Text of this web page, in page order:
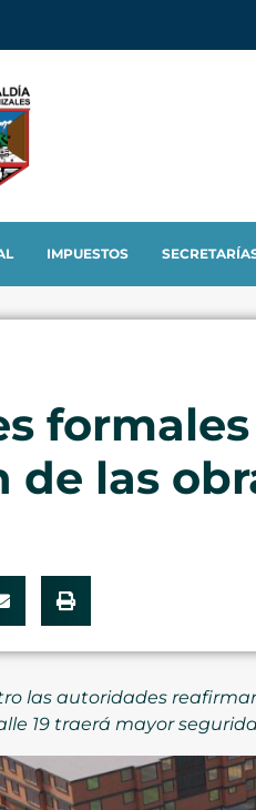
IMPUESTOS
las
las autoridades
19 traerá mayor